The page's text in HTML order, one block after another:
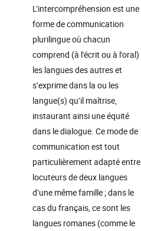
L’intercompréhension est une
forme de communication
plurilingue où chacun
comprend (à l'écrit ou à l'oral)
les langues des autres et
s’exprime dans la ou les
langue(s) qu’il maîtrise,
instaurant ainsi une équité
dans le dialogue. Ce mode de
communication est tout
particulièrement adapté entre
locuteurs de deux langues
d’une même famille ; dans le
cas du français, ce sont les
langues romanes (comme le